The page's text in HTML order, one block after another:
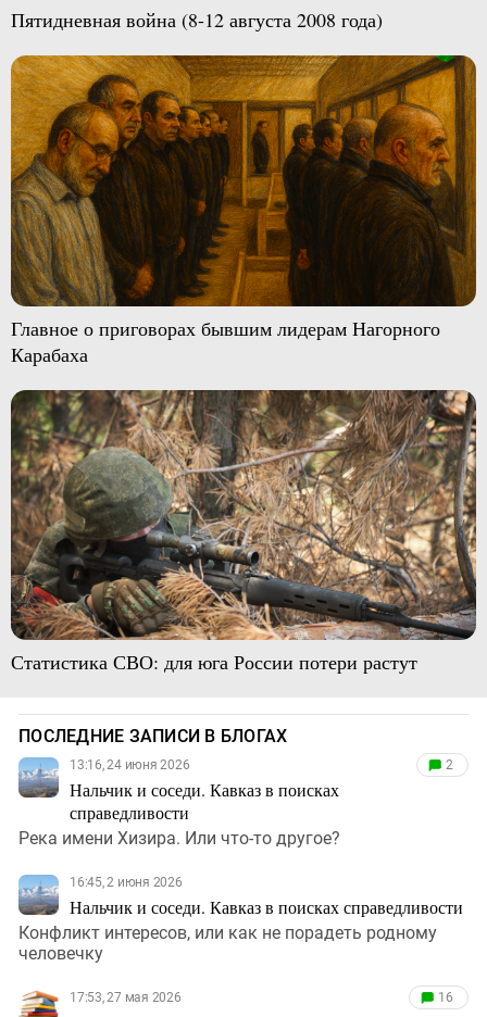
Пятидневная война (8-12 августа 2008 года)
Главное о приговорах бывшим лидерам Нагорного
Карабаха
Статистика СВО: для юга России потери растут
ПОСЛЕДНИЕ ЗАПИСИ В БЛОГАХ
13:16, 24 июня 2026
Нальчик и соседи. Кавказ в поисках
справедливости
2
Река имени Хизира. Или что-то другое?
16:45, 2 июня 2026
Нальчик и соседи. Кавказ в поисках справедливости
Конфликт интересов, или как не порадеть родному
человечку
17:53, 27 мая 2026 16